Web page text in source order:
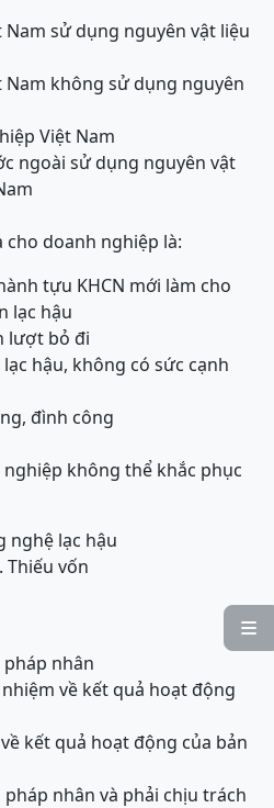

Nam sử dụng nguyên vật liệu
Nam không sử dụng nguyên
Việt Nam
ngoài sử dụng nguyên vật
cho doanh nghiệp là:
tựu KHCN mới làm cho
lạc hậu
lượt bỏ đi
hậu, không có sức cạnh
đình công
không thể khắc phục
nghệ lạc hậu
Thiếu vốn
nhân
về kết quả hoạt động
kết quả hoạt động của bản
nhân và phải chịu trách